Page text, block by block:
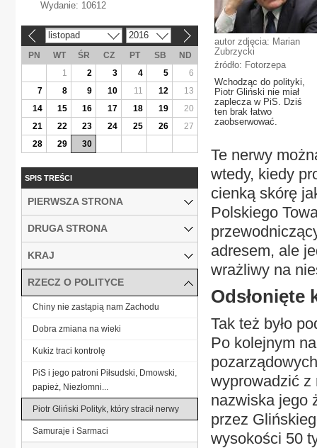
autor zdjęcia: Marian
Zubrzycki
źródło: Fotorzepa
Wchodząc do polityki,
Piotr Gliński nie miał
zaplecza w PiS. Dziś
ten brak łatwo
zaobserwować.
Te nerwy
wtedy, kiedy
cienką skórę
Polskiego
adresem, ale
wrażliwy na
Odsłonięte
Tak też było
Po kolejnym
wyprowadzić z
nazwiska jego
przez
wysokości 50
Wydanie: 10612
listopad 2016
PN WT ŚR CZ PT SB
ND
1
2 3 4 5
6
7
8 9 10 11 12
13
14
15 16 17 18 19
20
21
22 23 24 25 26
27
28
29 30
SPIS TREŚCI
PIERWSZA STRONA
DRUGA STRONA
KRAJ
RZECZ O POLITYCE
Chiny nie zastąpią nam Zachodu
Dobra zmiana na wieki
Kukiz traci kontrolę
PiS i jego patroni Piłsudski, Dmowski,
papież, Niezłomni...
Piotr Gliński Polityk, który stracił nerwy
Samuraje i Sarmaci